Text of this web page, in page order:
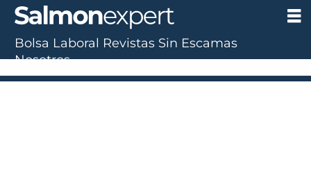
Bolsa Laboral Revistas Sin Escamas
Nosotros